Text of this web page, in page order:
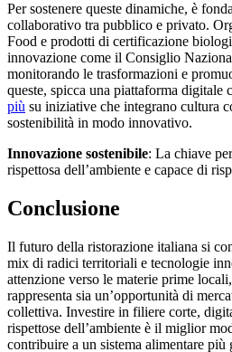
Per sostenere queste dinamiche, è
collaborativo tra pubblico e privato.
Food e prodotti di certificazione
innovazione come il Consiglio
monitorando le trasformazioni e
queste, spicca una piattaforma digitale
più su iniziative che integrano cultura
sostenibilità in modo innovativo.
Innovazione sostenibile: La chiave
rispettosa dell’ambiente e capace di
Conclusione
Il futuro della ristorazione italiana si
mix di radici territoriali e tecnologie
attenzione verso le materie prime
rappresenta sia un’opportunità di
collettiva. Investire in filiere corte,
rispettose dell’ambiente è il miglior
contribuire a un sistema alimentare più